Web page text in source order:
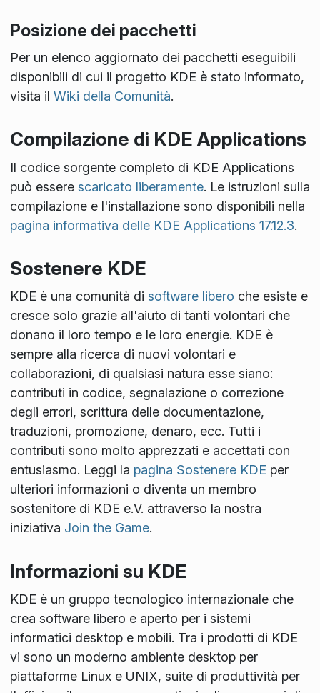
Posizione dei pacchetti
Per un elenco aggiornato dei pacchetti eseguibili
disponibili di cui il progetto KDE è stato informato,
visita il Wiki della Comunità.
Compilazione di KDE Applications
Il codice sorgente completo di KDE Applications
può essere scaricato liberamente. Le istruzioni sulla
compilazione e l'installazione sono disponibili nella
pagina informativa delle KDE Applications 17.12.3.
Sostenere KDE
KDE è una comunità di software libero che esiste e
cresce solo grazie all'aiuto di tanti volontari che
donano il loro tempo e le loro energie. KDE è
sempre alla ricerca di nuovi volontari e
collaborazioni, di qualsiasi natura esse siano:
contributi in codice, segnalazione o correzione
degli errori, scrittura delle documentazione,
traduzioni, promozione, denaro, ecc. Tutti i
contributi sono molto apprezzati e accettati con
entusiasmo. Leggi la pagina Sostenere KDE per
ulteriori informazioni o diventa un membro
sostenitore di KDE e.V. attraverso la nostra
iniziativa Join the Game.
Informazioni su KDE
KDE è un gruppo tecnologico internazionale che
crea software libero e aperto per i sistemi
informatici desktop e mobili. Tra i prodotti di KDE
vi sono un moderno ambiente desktop per
piattaforme Linux e UNIX, suite di produttività per